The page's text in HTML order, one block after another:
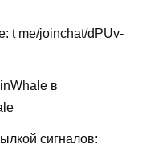
t me/joinchat/dPUv-
в
сигналов: